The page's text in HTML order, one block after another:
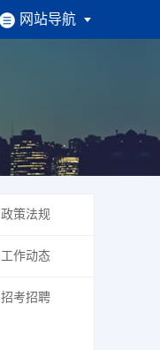
网站导航
掌上求职
掌上招聘
政策法规
工作动态
招考招聘